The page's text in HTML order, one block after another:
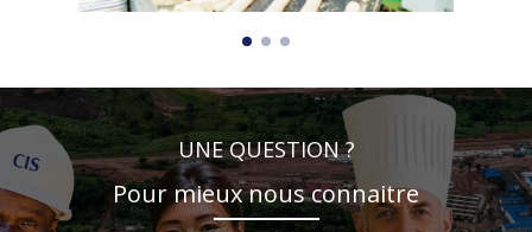
UNE QUESTION ?
Pour mieux nous connaitre